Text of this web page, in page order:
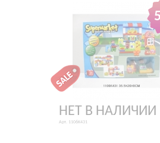
НЕТ В НАЛИЧИИ
Арт. 1106K431